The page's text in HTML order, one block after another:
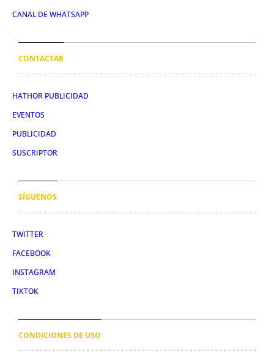
CANAL DE WHATSAPP
CONTACTAR
HATHOR PUBLICIDAD
EVENTOS
PUBLICIDAD
SUSCRIPTOR
SÍGUENOS
TWITTER
FACEBOOK
INSTAGRAM
TIKTOK
CONDICIONES DE USO